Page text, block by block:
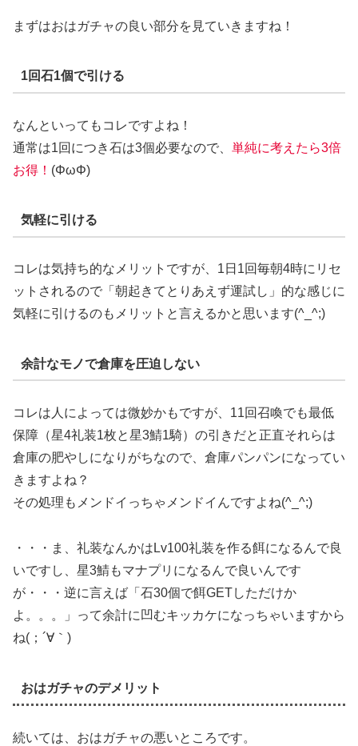
まずはおはガチャの良い部分を見ていきますね！
1回石1個で引ける
なんといってもコレですよね！
通常は1回につき石は3個必要なので、 単純に考えたら3倍
お得！ (ΦωΦ)
気軽に引ける
コレは気持ち的なメリットですが、1日1回毎朝4時にリセ
ットされるので「朝起きてとりあえず運試し」的な感じに
気軽に引けるのもメリットと言えるかと思います(^_^;)
余計なモノで倉庫を圧迫しない
コレは人によっては微妙かもですが、11回召喚でも最低
保障（星4礼装1枚と星3鯖1騎）の引きだと正直それらは
倉庫の肥やしになりがちなので、倉庫パンパンになってい
きますよね？
その処理もメンドイっちゃメンドイんですよね(^_^;)
・・・ま、礼装なんかはLv100礼装を作る餌になるんで良
いですし、星3鯖もマナプリになるんで良いんです
が・・・逆に言えば「石30個で餌GETしただけか
よ。。。」って余計に凹むキッカケになっちゃいますから
ね(；´∀｀)
おはガチャのデメリット
続いては、おはガチャの悪いところです。